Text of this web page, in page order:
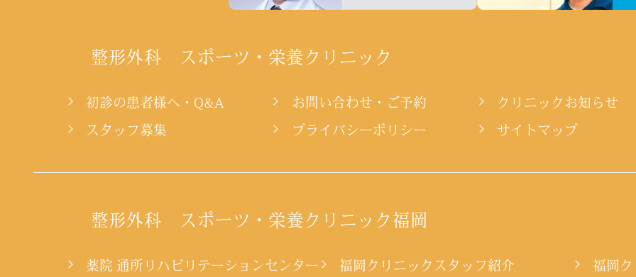
整形外科 スポーツ・栄養クリニック
初診の患者様へ・Q&A お問い合わせ・ご予約 クリニックお知らせ
スタッフ募集 プライバシーポリシー サイトマップ
整形外科 スポーツ・栄養クリニック福岡
薬院 通所リハビリテーションセンター 福岡クリニックスタッフ紹介 福岡